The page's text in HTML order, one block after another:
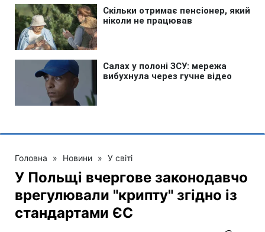
Головна » Новини » У світі
У Польщі вчергове законодавчо
врегулювали "крипту" згідно із
стандартами ЄС